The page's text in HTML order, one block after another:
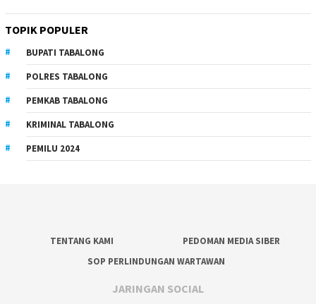
TOPIK POPULER
BUPATI TABALONG
POLRES TABALONG
PEMKAB TABALONG
KRIMINAL TABALONG
PEMILU 2024
TENTANG KAMI
PEDOMAN MEDIA SIBER
SOP PERLINDUNGAN WARTAWAN
JARINGAN SOCIAL